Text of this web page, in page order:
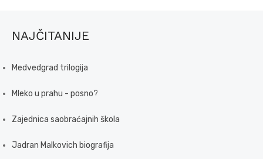
NAJČITANIJE
Medvedgrad trilogija
Mleko u prahu - posno?
Zajednica saobraćajnih škola
Jadran Malkovich biografija